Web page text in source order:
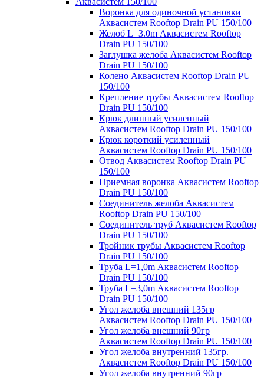
Воронка для одиночной установки
Аквасистем Rooftop Drain PU 150/100
Желоб L=3.0m Аквасистем Rooftop
Drain PU 150/100
Заглушка желоба Аквасистем Rooftop
Drain PU 150/100
Колено Аквасистем Rooftop Drain PU
150/100
Крепление трубы Аквасистем Rooftop
Drain PU 150/100
Крюк длинный усиленный
Аквасистем Rooftop Drain PU 150/100
Крюк короткий усиленный
Аквасистем Rooftop Drain PU 150/100
Отвод Аквасистем Rooftop Drain PU
150/100
Приемная воронка Аквасистем Rooftop
Drain PU 150/100
Соединитель желоба Аквасистем
Rooftop Drain PU 150/100
Соединитель труб Аквасистем Rooftop
Drain PU 150/100
Тройник трубы Аквасистем Rooftop
Drain PU 150/100
Труба L=1,0m Аквасистем Rooftop
Drain PU 150/100
Труба L=3,0m Аквасистем Rooftop
Drain PU 150/100
Угол желоба внешний 135гр
Аквасистем Rooftop Drain PU 150/100
Угол желоба внешний 90гр
Аквасистем Rooftop Drain PU 150/100
Угол желоба внутренний 135гр.
Аквасистем Rooftop Drain PU 150/100
Угол желоба внутренний 90гр